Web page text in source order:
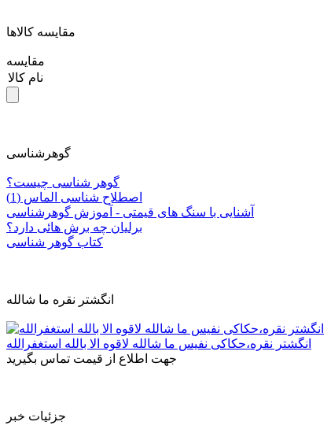
مقايسه کالاها
مقایسه
نام کالا
گوهرشناسی
گوهر شناسی چیست؟
اصطلاح شناسی الماس (1)
آشنایی با سنگ های قیمتی - آموزش گوهرشناسی
برلیان چه برش هائی دارد؟
کتاب گوهر شناسی
انگشتر نقره ما شالله
انگشتر نقره،حکاکی نفیس ما شالله لاقوه الا بالله استغفرالله
جهت اطلاع از قیمت تماس بگیرید
جزئيات خبر